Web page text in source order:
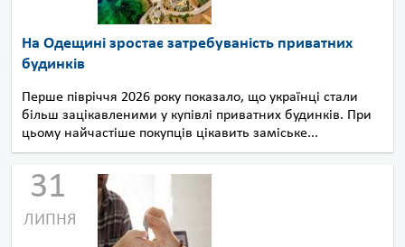
На Одещині зростає затребуваність приватних
будинків
Перше півріччя 2026 року показало, що українці стали
більш зацікавленими у купівлі приватних будинків. При
цьому найчастіше покупців цікавить заміське...
31
ЛИПНЯ